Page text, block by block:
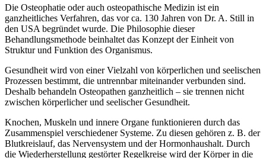
Die Osteophatie oder auch osteopathische Medizin ist ein
ganzheitliches Verfahren, das vor ca. 130 Jahren von Dr. A. Still in
den USA begründet wurde. Die Philosophie dieser
Behandlungsmethode beinhaltet das Konzept der Einheit von
Struktur und Funktion des Organismus.
Gesundheit wird von einer Vielzahl von körperlichen und seelischen
Prozessen bestimmt, die untrennbar miteinander verbunden sind.
Deshalb behandeln Osteopathen ganzheitlich – sie trennen nicht
zwischen körperlicher und seelischer Gesundheit.
Knochen, Muskeln und innere Organe funktionieren durch das
Zusammenspiel verschiedener Systeme. Zu diesen gehören z. B. der
Blutkreislauf, das Nervensystem und der Hormonhaushalt. Durch
die Wiederherstellung gestörter Regelkreise wird der Körper in die